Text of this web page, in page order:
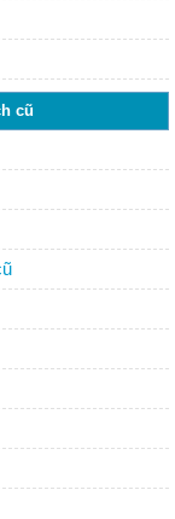
cũ